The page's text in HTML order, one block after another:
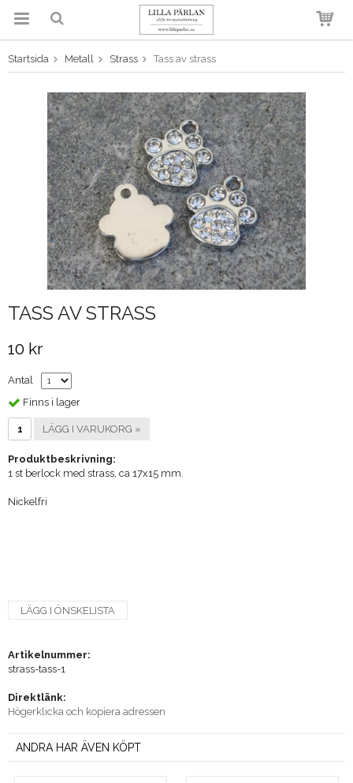
Produkten har blivit tillagd i
varukorgen
Startsida Metall Strass Tass av strass
TASS AV STRASS
10 kr
Antal
Finns i lager
LÄGG I VARUKORG »
Produktbeskrivning:
1 st berlock med strass, ca 17x15 mm.
Nickelfri
LÄGG I ÖNSKELISTA
Artikelnummer:
strass-tass-1
Direktlänk:
Högerklicka och kopiera adressen
ANDRA HAR ÄVEN KÖPT